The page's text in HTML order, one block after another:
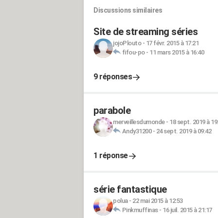
Discussions similaires
Site de streaming séries
jojoPlouto- 17 févr. 2015 à 17:21
fifou-po- 11 mars 2015 à 16:40
9 réponses
parabole
merveillesdumonde- 18 sept. 2019 à
Andy31200- 24 sept. 2019 à 09:42
1 réponse
série fantastique
polua- 22 mai 2015 à 12:53
Pinkmuffinas- 16 juil. 2015 à 21:17